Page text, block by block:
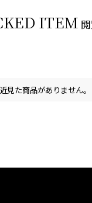
ITEM
見た商品がありません。